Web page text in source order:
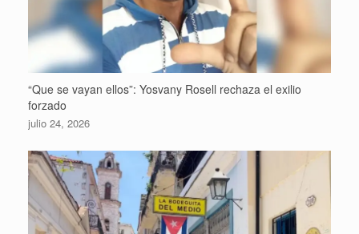
“Que se vayan ellos”: Yosvany Rosell rechaza el exilio
forzado
julio 24, 2026